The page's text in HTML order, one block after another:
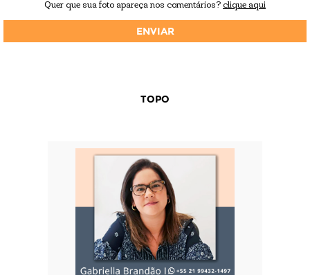
Quer que sua foto apareça nos comentários? clique aqui
TOPO